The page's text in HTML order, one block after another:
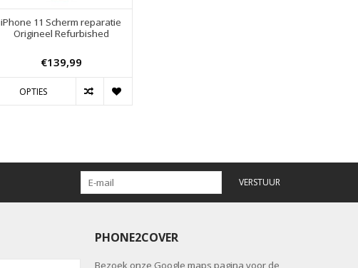
iPhone 11 Scherm reparatie
Origineel Refurbished
€139,99
OPTIES
VERSTUUR
PHONE2COVER
Bezoek onze Google maps pagina voor de